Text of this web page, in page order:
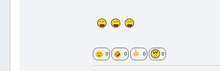
0 0 0 0